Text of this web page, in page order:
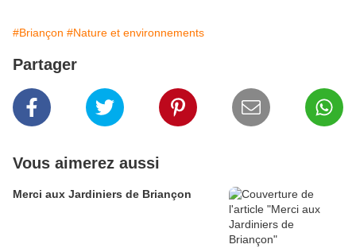
#Briançon #Nature et environnements
Partager
Vous aimerez aussi
Merci aux Jardiniers de Briançon